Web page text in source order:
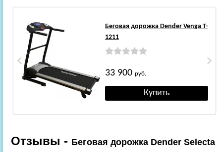
Беговая дорожка Dender Venga T-
1211
33 900 руб.
Отзывы - Беговая дорожка Dender Selecta